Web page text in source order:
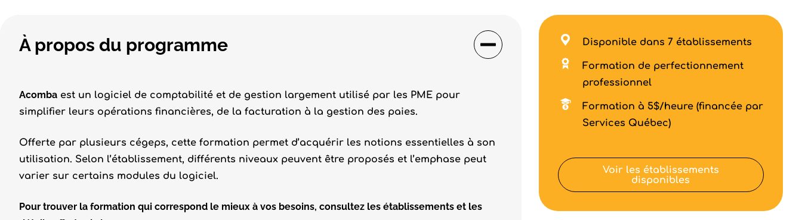
À propos du programme
Acomba est un logiciel de comptabilité et de gestion largement utilisé par les PME pour
simplifier leurs opérations financières, de la facturation à la gestion des paies.
Offerte par plusieurs cégeps, cette formation permet d’acquérir les notions essentielles à son
utilisation. Selon l’établissement, différents niveaux peuvent être proposés et l’emphase peut
varier sur certains modules du logiciel.
Pour trouver la formation qui correspond le mieux à vos besoins, consultez les établissements et les
Disponible dans 7 établissements
Formation de perfectionnement
professionnel
Formation à 5$/heure (financée par
Services Québec)
Voir les établissements
disponibles